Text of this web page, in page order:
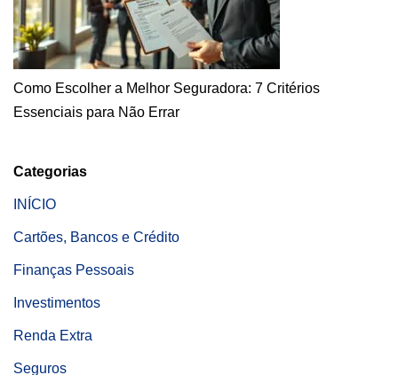
Como Escolher a Melhor Seguradora: 7 Critérios
Essenciais para Não Errar
Categorias
INÍCIO
Cartões, Bancos e Crédito
Finanças Pessoais
Investimentos
Renda Extra
Seguros